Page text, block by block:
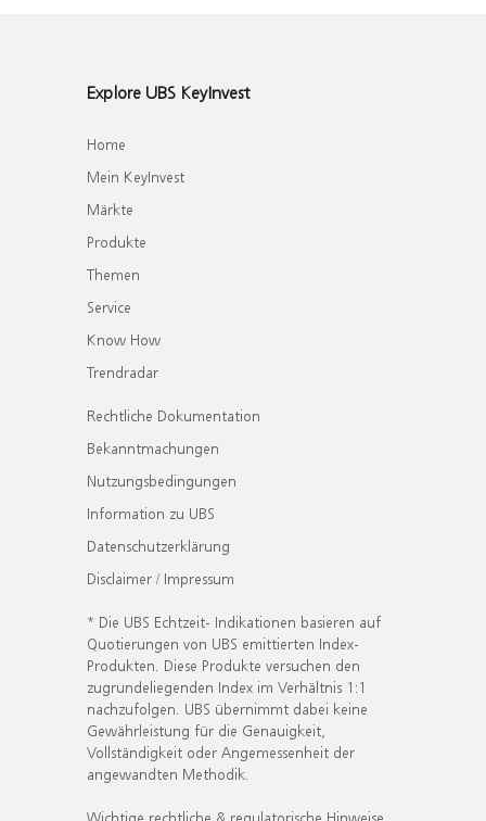
Explore UBS KeyInvest
Home
Mein KeyInvest
Märkte
Produkte
Themen
Service
Know How
Trendradar
Rechtliche Dokumentation
Bekanntmachungen
Nutzungsbedingungen
Information zu UBS
Datenschutzerklärung
Disclaimer / Impressum
* Die UBS Echtzeit- Indikationen basieren auf
Quotierungen von UBS emittierten Index-
Produkten. Diese Produkte versuchen den
zugrundeliegenden Index im Verhältnis 1:1
nachzufolgen. UBS übernimmt dabei keine
Gewährleistung für die Genauigkeit,
Vollständigkeit oder Angemessenheit der
angewandten Methodik.